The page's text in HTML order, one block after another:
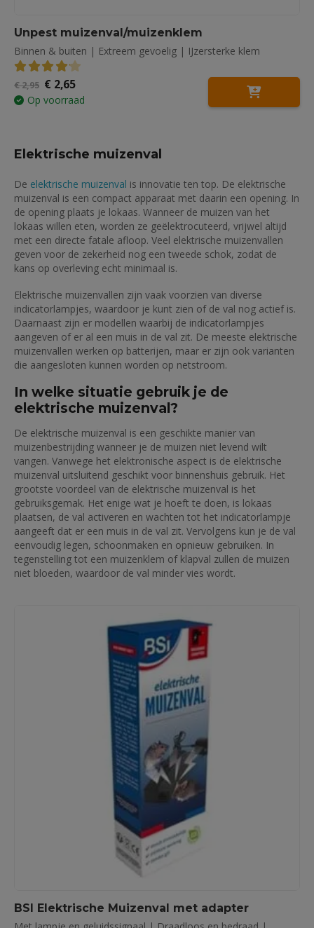
Unpest muizenval/muizenklem
Binnen & buiten | Extreem gevoelig | IJzersterke klem
4.19 out of 5
€2,95 Oorspronkelijke
prijs
was:
€ 2,65Huidige
prijs
is:
Op voorraad
Elektrische muizenval
De elektrische muizenval is innovatie ten top. De elektrische
muizenval is een compact apparaat met daarin een opening. In
de opening plaats je lokaas. Wanneer de muizen van het
lokaas willen eten, worden ze geëlektrocuteerd, vrijwel altijd
met een directe fatale afloop. Veel elektrische muizenvallen
geven voor de zekerheid nog een tweede schok, zodat de
kans op overleving echt minimaal is.
Elektrische muizenvallen zijn vaak voorzien van diverse
indicatorlampjes, waardoor je kunt zien of de val nog actief is.
Daarnaast zijn er modellen waarbij de indicatorlampjes
aangeven of er al een muis in de val zit. De meeste elektrische
muizenvallen werken op batterijen, maar er zijn ook varianten
die aangesloten kunnen worden op netstroom.
In welke situatie gebruik je de
elektrische muizenval?
De elektrische muizenval is een geschikte manier van
muizenbestrijding wanneer je de muizen niet levend wilt
vangen. Vanwege het elektronische aspect is de elektrische
muizenval uitsluitend geschikt voor binnenshuis gebruik. Het
grootste voordeel van de elektrische muizenval is het
gebruiksgemak. Het enige wat je hoeft te doen, is lokaas
plaatsen, de val activeren en wachten tot het indicatorlampje
aangeeft dat er een muis in de val zit. Vervolgens kun je de val
eenvoudig legen, schoonmaken en opnieuw gebruiken. In
tegenstelling tot een muizenklem of klapval zullen de muizen
niet bloeden, waardoor de val minder vies wordt.
BSI Elektrische Muizenval met adapter